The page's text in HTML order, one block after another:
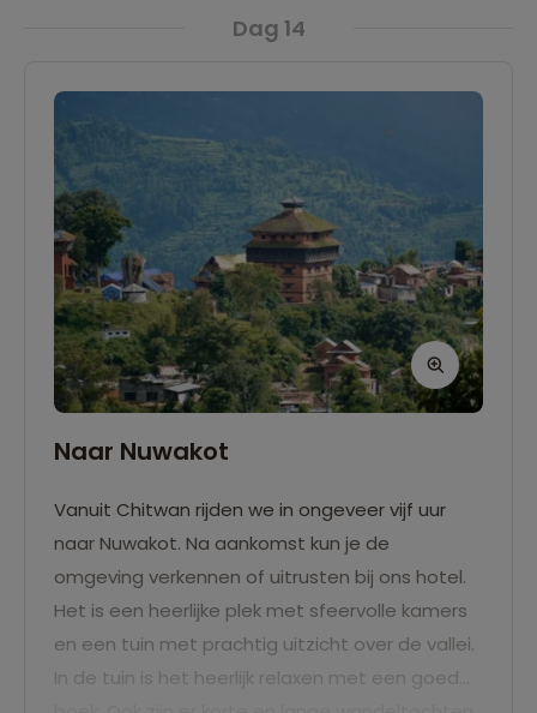
Dag 14
Naar Nuwakot
Vanuit Chitwan rijden we in ongeveer vijf uur
naar Nuwakot. Na aankomst kun je de
omgeving verkennen of uitrusten bij ons hotel.
Het is een heerlijke plek met sfeervolle kamers
en een tuin met prachtig uitzicht over de vallei.
In de tuin is het heerlijk relaxen met een goed